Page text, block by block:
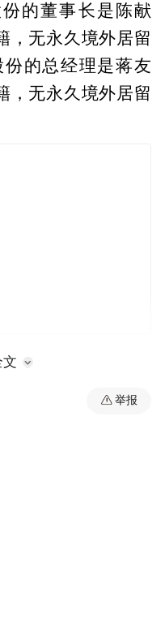
的董事长是陈献
，无永久境外居留
的总经理是蒋友
，无永久境外居留
文
举报